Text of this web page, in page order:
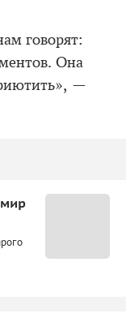
говорят:
Она
—